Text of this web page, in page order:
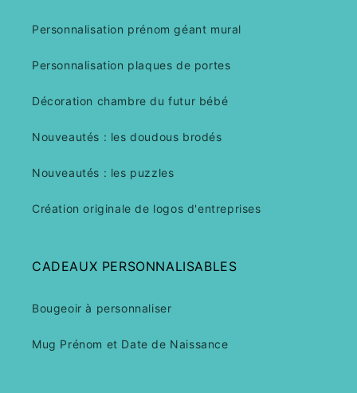
Personnalisation prénom géant mural
Personnalisation plaques de portes
Décoration chambre du futur bébé
Nouveautés : les doudous brodés
Nouveautés : les puzzles
Création originale de logos d'entreprises
CADEAUX PERSONNALISABLES
Bougeoir à personnaliser
Mug Prénom et Date de Naissance